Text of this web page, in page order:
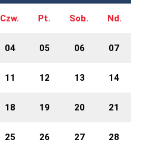
Czw. Pt. Sob. Nd.
04 05 06 07
11 12 13 14
18 19 20 21
25 26 27 28